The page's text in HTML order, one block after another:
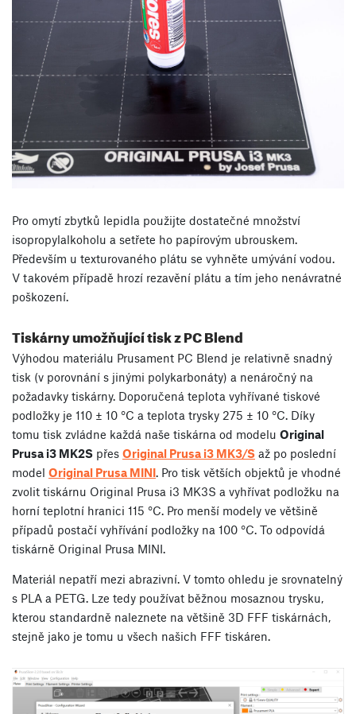
Pro omytí zbytků lepidla použijte dostatečné množství
isopropylalkoholu a setřete ho papírovým ubrouskem.
Především u texturovaného plátu se vyhněte umývání vodou.
V takovém případě hrozí rezavění plátu a tím jeho nenávratné
poškození.
Tiskárny umožňující tisk z PC Blend
Výhodou materiálu Prusament PC Blend je relativně snadný
tisk (v porovnání s jinými polykarbonáty) a nenáročný na
požadavky tiskárny. Doporučená teplota vyhřívané tiskové
podložky je 110 ± 10 °C a teplota trysky 275 ± 10 °C. Díky
tomu tisk zvládne každá naše tiskárna od modelu Original
Prusa i3 MK2S přes Original Prusa i3 MK3/S až po poslední
model Original Prusa MINI. Pro tisk větších objektů je vhodné
zvolit tiskárnu Original Prusa i3 MK3S a vyhřívat podložku na
horní teplotní hranici 115 °C. Pro menší modely ve většině
případů postačí vyhřívání podložky na 100 °C. To odpovídá
tiskárně Original Prusa MINI.
Materiál nepatří mezi abrazivní. V tomto ohledu je srovnatelný
s PLA a PETG. Lze tedy používat běžnou mosaznou trysku,
kterou standardně naleznete na většině 3D FFF tiskárnách,
stejně jako je tomu u všech našich FFF tiskáren.